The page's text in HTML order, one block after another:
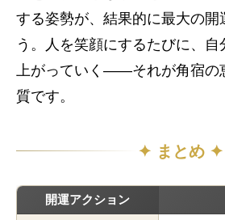
する姿勢が、結果的に最大の開
う。人を笑顔にするたびに、自
上がっていく――それが角宿の
質です。
✦ まとめ ✦
開運アクション